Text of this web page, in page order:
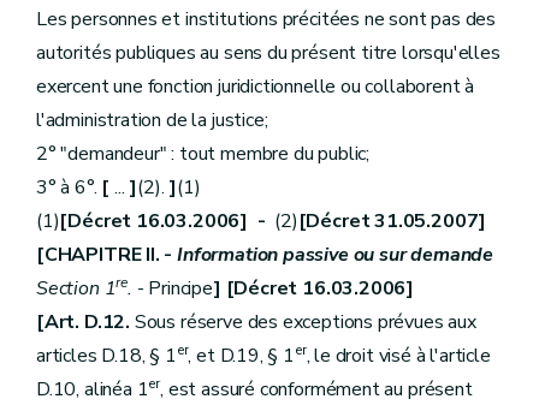
Les personnes et institutions précitées ne sont pas des
autorités publiques au sens du présent titre lorsqu'elles
exercent une fonction juridictionnelle ou collaborent à
l'administration de la justice;
2° "demandeur" : tout membre du public;
3° à 6°. [ ... ](2). ](1)
(1)[Décret 16.03.2006] - (2)[Décret 31.05.2007]
[CHAPITRE II. -Information passive ou sur demande
Section 1re. - Principe] [Décret 16.03.2006]
[Art. D.12. Sous réserve des exceptions prévues aux
articles D.18, § 1er, et D.19, § 1er, le droit visé à l'article
D.10, alinéa 1er, est assuré conformément au présent